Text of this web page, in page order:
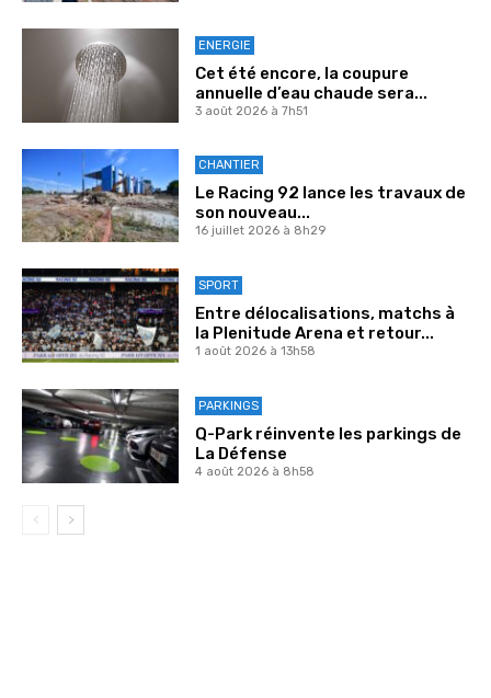
ENERGIE
Cet été encore, la coupure
annuelle d’eau chaude sera...
3 août 2026 à 7h51
CHANTIER
Le Racing 92 lance les travaux de
son nouveau...
16 juillet 2026 à 8h29
SPORT
Entre délocalisations, matchs à
la Plenitude Arena et retour...
1 août 2026 à 13h58
PARKINGS
Q-Park réinvente les parkings de
La Défense
4 août 2026 à 8h58